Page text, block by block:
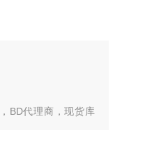
BD代理商，现货库